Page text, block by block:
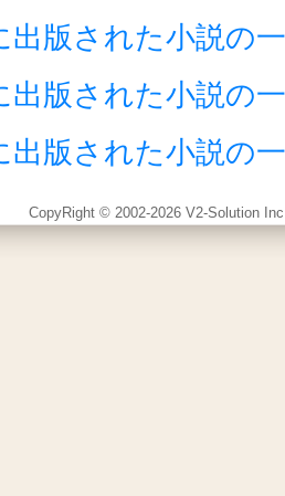
出版された小説の
出版された小説の
出版された小説の
CopyRight © 2002-2026 V2-Solution